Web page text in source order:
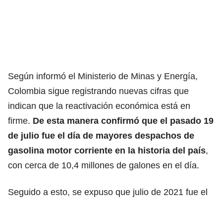
Según informó el Ministerio de Minas y Energía,
Colombia sigue registrando nuevas cifras que
indican que la reactivación económica está en
firme. De esta manera confirmó que el pasado 19
de julio fue el día de mayores despachos de
gasolina motor corriente en la historia del país,
con cerca de 10,4 millones de galones en el día.
Seguido a esto, se expuso que julio de 2021 fue el